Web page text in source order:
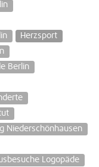
Herzsport
Berlin
Niederschönhausen
Logopäde